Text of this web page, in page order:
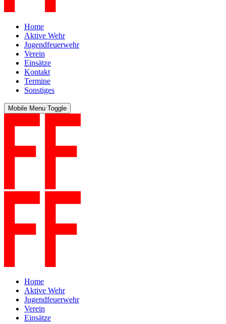
Home
Aktive Wehr
Jugendfeuerwehr
Verein
Einsätze
Kontakt
Termine
Sonstiges
Mobile Menu Toggle
Home
Aktive Wehr
Jugendfeuerwehr
Verein
Einsätze